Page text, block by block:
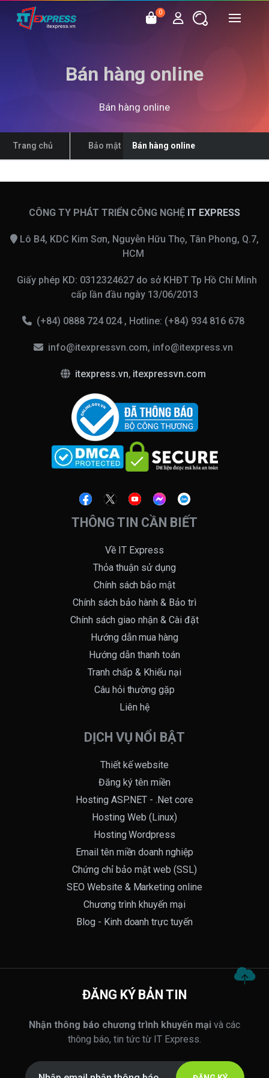
0
Bán hàng online
Bán hàng online
Trang chủ Bảo mật Bán hàng online
CÔNG TY PHÁT TRIỂN CÔNG NGHỆ IT EXPRESS
Lô B4, KDC Kim Sơn, Nguyễn Hữu Thọ, Tân Phong, Q.7,
HCM
Giấy phép KD: 0312324627 do sở KHĐT Tp Hồ Chí Minh
cấp lần đầu ngày 13/06/2013
(+84) 0888 724 024 , Hotline: (+84) 934 816 678
info@itexpressvn.com, info@itexpress.vn
itexpress.vn, itexpressvn.com
THÔNG TIN CẦN BIẾT
Về IT Express
Thỏa thuận sử dụng
Chính sách bảo mật
Chính sách bảo hành & Bảo trì
Chính sách giao nhận & Cài đặt
Hướng dẫn mua hàng
Hướng dẫn thanh toán
Tranh chấp & Khiếu nại
Câu hỏi thường gặp
Liên hệ
DỊCH VỤ NỔI BẬT
Thiết kế website
Đăng ký tên miền
Hosting ASP.NET - .Net core
Hosting Web (Linux)
Hosting Wordpress
Email tên miền doanh nghiệp
Chứng chỉ bảo mật web (SSL)
SEO Website & Marketing online
Chương trình khuyến mại
Blog - Kinh doanh trực tuyến
ĐĂNG KÝ BẢN TIN
Nhận thông báo chương trình khuyến mại và các
thông báo, tin tức từ IT Express.